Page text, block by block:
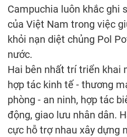
Campuchia luôn khắc ghi
của Việt Nam trong việc
khỏi nạn diệt chủng Pol
nước.
Hai bên nhất trí triển khai
hợp tác kinh tế - thương
phòng - an ninh, hợp tác
động, giao lưu nhân dân.
cực hỗ trợ nhau xây dựng